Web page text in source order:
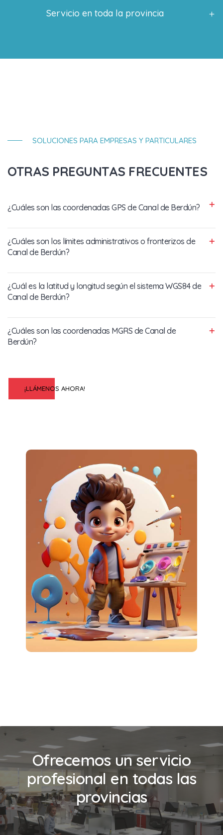
Servicio en toda la provincia
SOLUCIONES PARA EMPRESAS Y PARTICULARES
OTRAS PREGUNTAS FRECUENTES
¿Cuáles son las coordenadas GPS de Canal de Berdún?
¿Cuáles son los límites administrativos o fronterizos de
Canal de Berdún?
¿Cuál es la latitud y longitud según el sistema WGS84 de
Canal de Berdún?
¿Cuáles son las coordenadas MGRS de Canal de
Berdún?
¡LLÁMENOS AHORA!
Ofrecemos un servicio
profesional en todas las
provincias